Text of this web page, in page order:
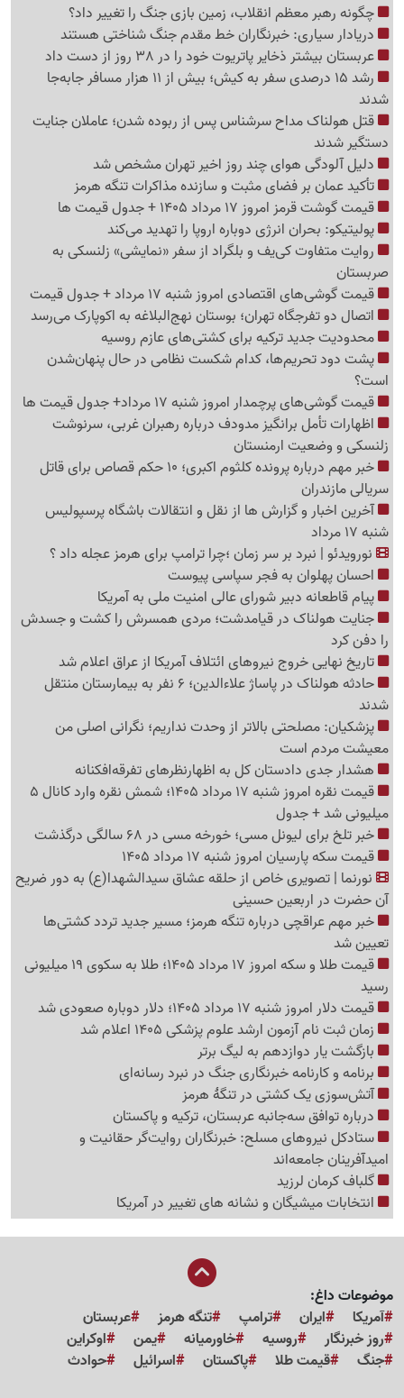
چگونه رهبر معظم انقلاب، زمین بازی جنگ را تغییر داد؟
دریادار سیاری: خبرنگاران خط مقدم جنگ شناختی هستند
عربستان بیشتر ذخایر پاتریوت خود را در 38 روز از دست داد
رشد 15 درصدی سفر به کیش؛ بیش از 11 هزار مسافر جابه‌جا
شدند
قتل هولناک مداح سرشناس پس از ربوده شدن؛ عاملان جنایت
دستگیر شدند
دلیل آلودگی هوای چند روز اخیر تهران مشخص شد
تأکید عمان بر فضای مثبت و سازنده مذاکرات تنگه هرمز
قیمت گوشت قرمز امروز 17 مرداد 1405 + جدول قیمت ها
پولیتیکو: بحران انرژی دوباره اروپا را تهدید می‌کند
روایت متفاوت کی‌یف و بلگراد از سفر «نمایشی» زلنسکی به
صربستان
قیمت گوشی‌های اقتصادی امروز شنبه 17 مرداد + جدول قیمت
اتصال دو تفرجگاه تهران؛ بوستان نهج‌البلاغه به اکوپارک می‌رسد
محدودیت جدید ترکیه برای کشتی‌های عازم روسیه
پشت دود تحریم‌ها، کدام شکست نظامی در حال پنهان‌شدن
است؟
قیمت گوشی‌های پرچمدار امروز شنبه 17 مرداد+ جدول قیمت ها
اظهارات تأمل برانگیز مدودف درباره رهبران غربی، سرنوشت
زلنسکی و وضعیت ارمنستان
خبر مهم درباره پرونده کلثوم اکبری؛ 10 حکم قصاص برای قاتل
سریالی مازندران
آخرین اخبار و گزارش ها از نقل و انتقالات باشگاه پرسپولیس
شنبه 17 مرداد
نورویدئو | نبرد بر سر زمان ؛چرا ترامپ برای هرمز عجله داد ؟
احسان پهلوان به فجر سپاسی پیوست
پیام قاطعانه دبیر شورای عالی امنیت ملی به آمریکا
جنایت هولناک در قیامدشت؛ مردی همسرش را کشت و جسدش
را دفن کرد
تاریخ نهایی خروج نیروهای ائتلاف آمریکا از عراق اعلام شد
حادثه هولناک در پاساژ علاءالدین؛ 6 نفر به بیمارستان منتقل
شدند
پزشکیان: مصلحتی بالاتر از وحدت نداریم؛ نگرانی اصلی من
معیشت مردم است
هشدار جدی دادستان کل به اظهارنظرهای تفرقه‌افکنانه
قیمت نقره امروز شنبه 17 مرداد 1405؛ شمش نقره وارد کانال 5
میلیونی شد + جدول
خبر تلخ برای لیونل مسی؛ خورخه مسی در 68 سالگی درگذشت
قیمت سکه پارسیان امروز شنبه 17 مرداد 1405
نورنما | تصویری خاص از حلقه عشاق سیدالشهدا(ع) به دور ضریح
آن حضرت در اربعین حسینی
خبر مهم عراقچی درباره تنگه هرمز؛ مسیر جدید تردد کشتی‌ها
تعیین شد
قیمت طلا و سکه امروز 17 مرداد 1405؛ طلا به سکوی 19 میلیونی
رسید
قیمت دلار امروز شنبه 17 مرداد 1405؛ دلار دوباره صعودی شد
زمان ثبت نام آزمون ارشد علوم پزشکی 1405 اعلام شد
بازگشت یار دوازدهم به لیگ برتر
برنامه و کارنامه خبرنگاری جنگ در نبرد رسانه‌ای
آتش‌سوزی یک کشتی در تنگهٔ هرمز
درباره توافق سه‌جانبه عربستان، ترکیه و پاکستان
ستادکل نیروهای مسلح: خبرنگاران روایت‌گر حقانیت و
امیدآفرینان جامعه‌اند
گلباف کرمان لرزید
انتخابات میشیگان و نشانه های تغییر در آمریکا
موضوعات داغ:
آمریکا
ایران ترامپ تنگه هرمز
عربستان
روز خبرنگار
روسیه خاورمیانه یمن
اوکراین
جنگ
قیمت طلا پاکستان اسرائیل حوادث